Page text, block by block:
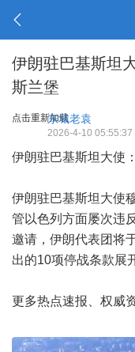
伊朗驻巴基斯坦
斯兰堡
点击重新加载东城老袁
2026-4-10 05:55:37
伊朗驻巴基斯坦大使
伊朗驻巴基斯坦大使
管以色列方面屡次违
邀请，伊朗代表团将
出的10项停战条款展
更多热点速报、权威